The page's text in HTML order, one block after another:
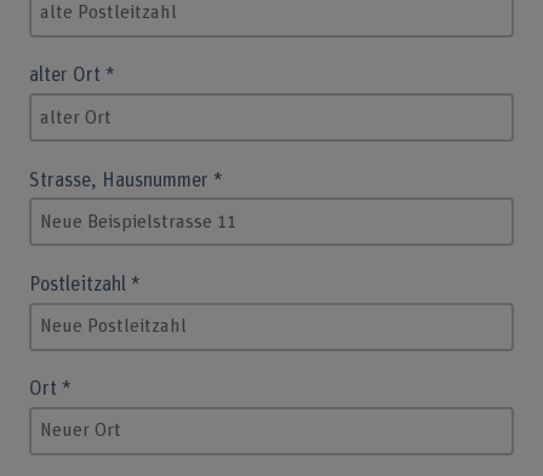
alter Ort *
Strasse, Hausnummer *
Postleitzahl *
Ort *